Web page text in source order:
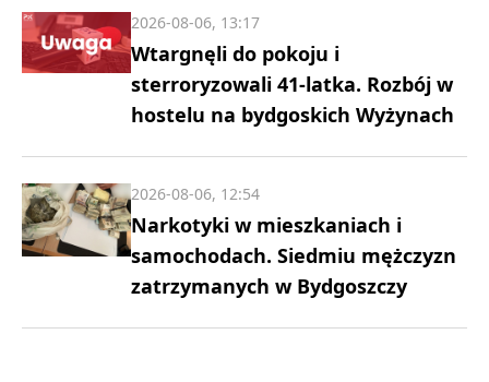
Wtargnęli do pokoju i
sterroryzowali 41-latka. Rozbój w
hostelu na bydgoskich Wyżynach
2026-08-06, 13:17
Narkotyki w mieszkaniach i
samochodach. Siedmiu mężczyzn
zatrzymanych w Bydgoszczy
2026-08-06, 12:54